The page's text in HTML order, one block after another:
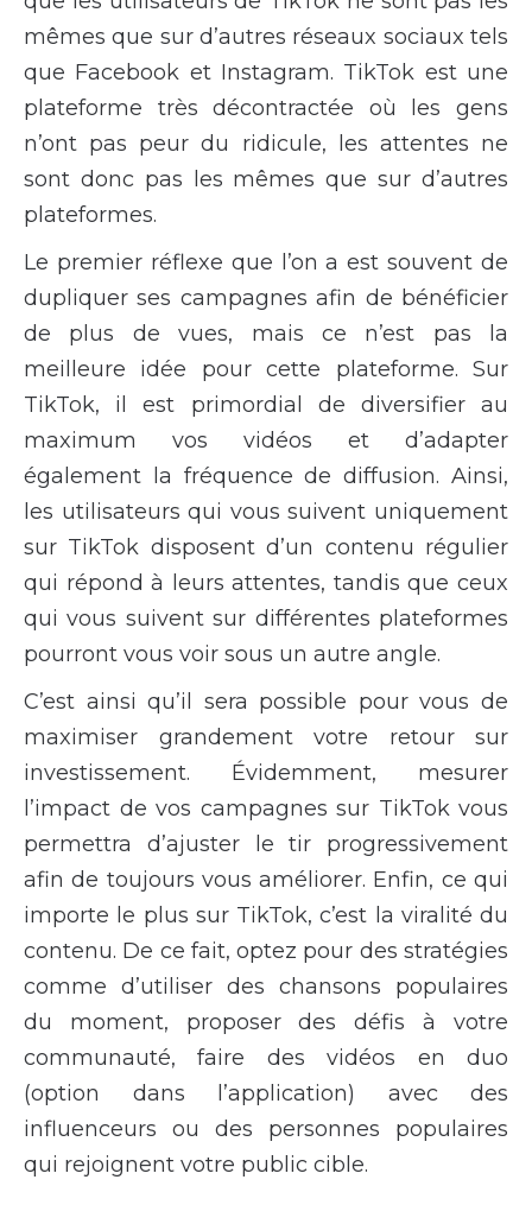
mêmes que sur d’autres réseaux sociaux tels
que Facebook et Instagram. TikTok est une
plateforme très décontractée où les gens
n’ont pas peur du ridicule, les attentes ne
sont donc pas les mêmes que sur d’autres
plateformes.
Le premier réflexe que l’on a est souvent de
dupliquer ses campagnes afin de bénéficier
de plus de vues, mais ce n’est pas la
meilleure idée pour cette plateforme. Sur
TikTok, il est primordial de diversifier au
maximum vos vidéos et d’adapter
également la fréquence de diffusion. Ainsi,
les utilisateurs qui vous suivent uniquement
sur TikTok disposent d’un contenu régulier
qui répond à leurs attentes, tandis que ceux
qui vous suivent sur différentes plateformes
pourront vous voir sous un autre angle.
C’est ainsi qu’il sera possible pour vous de
maximiser grandement votre retour sur
investissement. Évidemment, mesurer
l’impact de vos campagnes sur TikTok vous
permettra d’ajuster le tir progressivement
afin de toujours vous améliorer. Enfin, ce qui
importe le plus sur TikTok, c’est la viralité du
contenu. De ce fait, optez pour des stratégies
comme d’utiliser des chansons populaires
du moment, proposer des défis à votre
communauté, faire des vidéos en duo
(option dans l’application) avec des
influenceurs ou des personnes populaires
qui rejoignent votre public cible.